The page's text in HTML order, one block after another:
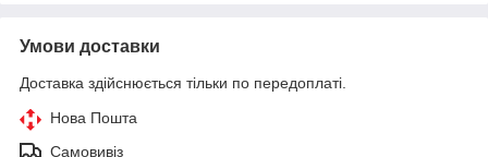
Умови доставки
Доставка здійснюється тільки по передоплаті.
Нова Пошта
Самовивіз